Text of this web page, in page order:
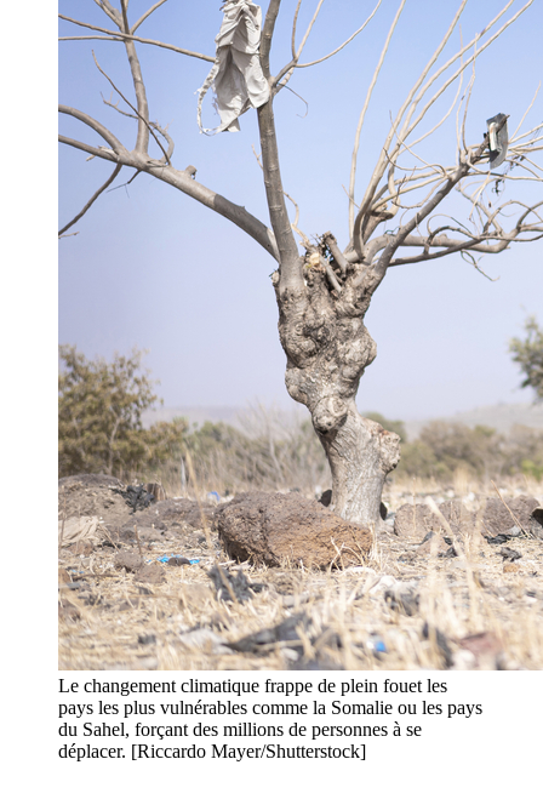
Le changement climatique frappe de plein fouet les
pays les plus vulnérables comme la Somalie ou les pays
du Sahel, forçant des millions de personnes à se
déplacer. [Riccardo Mayer/Shutterstock]